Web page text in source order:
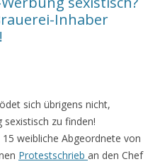
Inhaber
sich übrigens nicht,
sexistisch zu finden!
weibliche Abgeordnete von
Protestschrieb an den Chef